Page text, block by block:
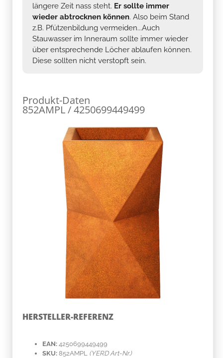
längere Zeit nass steht. Er sollte immer
wieder abtrocknen können. Also beim Stand
z.B. Pfützenbildung vermeiden...Auch
Stauwasser im Inneraum sollte immer wieder
über entsprechende Löcher ablaufen können.
Diese sollten nicht verstopft sein.
Produkt-Daten
852AMPL / 4250699449499
HERSTELLER-REFERENZ
EAN: 4250699449499
SKU: 852AMPL
(YERD Art-Nr.)